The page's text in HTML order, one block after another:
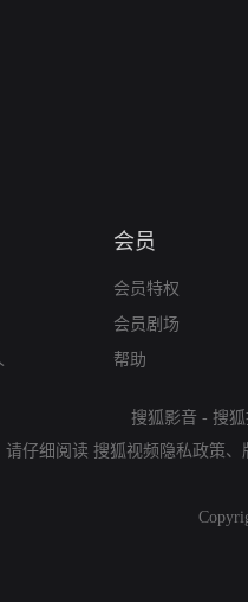
会员
会员特权
会员剧场
帮助
搜狐影音 - 搜
请仔细阅读 搜狐视频隐私政策、